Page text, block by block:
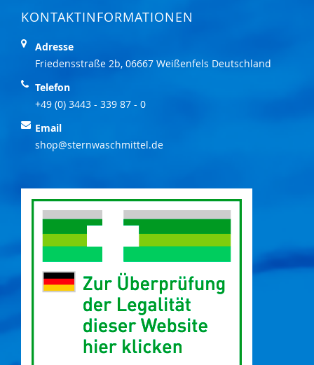
KONTAKTINFORMATIONEN
Adresse
Friedensstraße 2b, 06667 Weißenfels Deutschland
Telefon
+49 (0) 3443 - 339 87 - 0
Email
shop@sternwaschmittel.de